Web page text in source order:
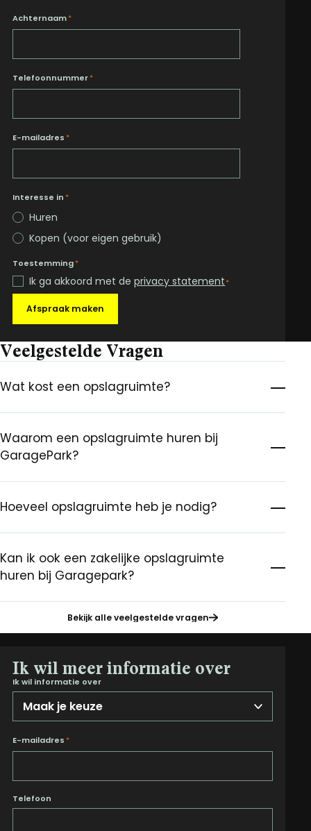
Achternaam*
Telefoonnummer*
E-mailadres *
Interesse in *
Huren
Kopen (voor eigen gebruik)
Toestemming*
Ik ga akkoord met deprivacy statement*
Afspraak maken
Veelgestelde Vragen
Wat kost een opslagruimte?
Waarom een opslagruimte huren bij
GaragePark?
Hoeveel opslagruimte heb je nodig?
Kan ik ook een zakelijke opslagruimte
huren bij Garagepark?
Bekijk alle veelgestelde vragen
Ik wil meer informatie over
Ik wil informatie over
E-mailadres *
Telefoon